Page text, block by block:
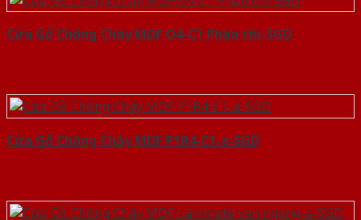
Cửa Gỗ Chống Cháy MDF O4-C1 Phào chi-SGD
Cửa Gỗ Chống Cháy MDF P1R4-C1-a-SGD